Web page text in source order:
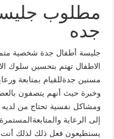
مطلوب
جده
جليسة أطفال جدة شخصية
الاطفال تهتم بتحسين سلوك
مسنين جدةللقيام بمتابعة
وخبرة حيث أنهم يتصفون
ومشاكل نفسية تحتاج من لديه
إلى الرعاية
يستطيعون فعل ذلك لذلك